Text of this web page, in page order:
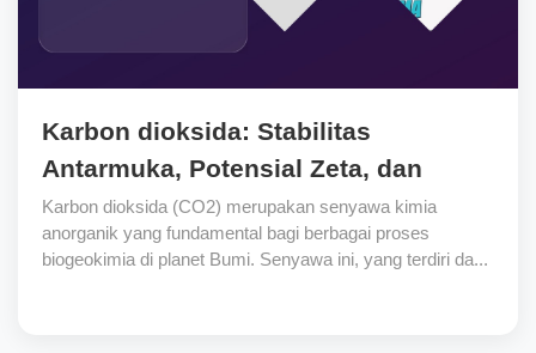
Karbon dioksida: Stabilitas
Antarmuka, Potensial Zeta, dan
Fungsi Esensial dalam Minuman
Karbon dioksida (CO2) merupakan senyawa kimia
anorganik yang fundamental bagi berbagai proses
biogeokimia di planet Bumi. Senyawa ini, yang terdiri da...